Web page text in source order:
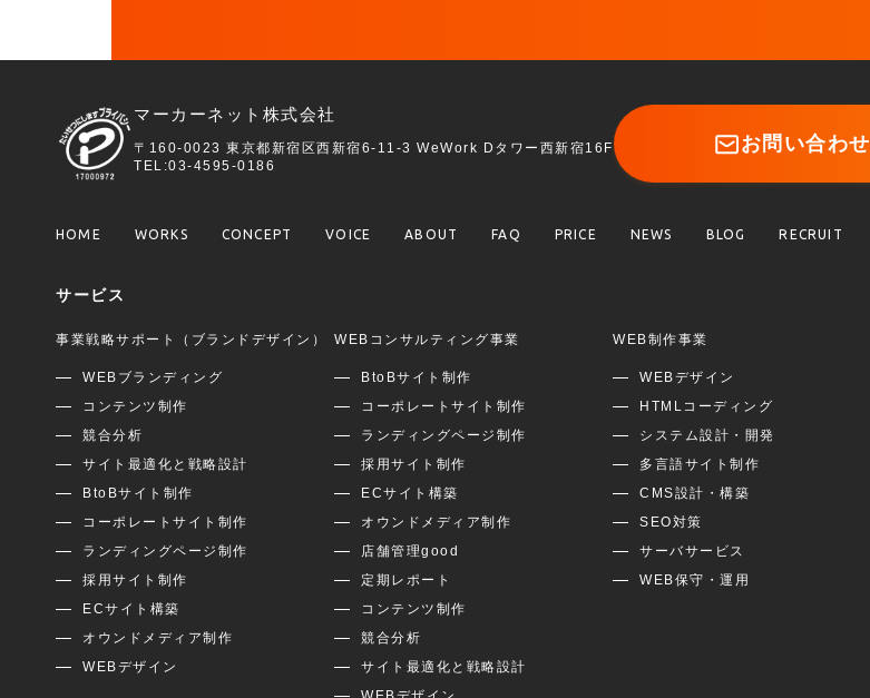
マーカーネット株式会社
〒160-0023 東京都新宿区西新宿6-11-3 WeWork Dタワー西新宿16F
TEL:03-4595-0186
お問い合わせ
HOME WORKS CONCEPT VOICE ABOUT FAQ PRICE NEWS BLOG RECRUIT
サービス
事業戦略サポート（ブランドデザイン）
WEBブランディング
コンテンツ制作
競合分析
サイト最適化と戦略設計
BtoBサイト制作
コーポレートサイト制作
ランディングページ制作
採用サイト制作
ECサイト構築
オウンドメディア制作
WEBデザイン
WEBコンサルティング事業
BtoBサイト制作
コーポレートサイト制作
ランディングページ制作
採用サイト制作
ECサイト構築
オウンドメディア制作
店舗管理good
定期レポート
コンテンツ制作
競合分析
サイト最適化と戦略設計
WEB制作事業
WEBデザイン
HTMLコーディング
システム設計・開発
多言語サイト制作
CMS設計・構築
SEO対策
サーバサービス
WEB保守・運用